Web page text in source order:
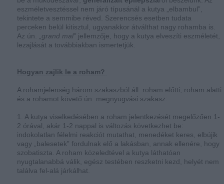
eszméletvesztéssel nem járó típusánál a kutya „elbambul”,
tekintete a semmibe réved. Szerencsés esetben tudata
perceken belül kitisztul, ugyanakkor átválthat nagy rohamba is.
Az ún.
„grand mal” jellemzője, hogy a kutya elveszíti eszméletét,
lezajlását a továbbiakban ismertetjük.
Hogyan zajlik le a roham?
A rohamjelenség három szakaszból áll: roham előtti, roham alatti
és a rohamot követő ún. megnyugvási szakasz:
1. A kutya viselkedésében a roham jelentkezését megelőzően 1-
2 órával, akár 1-2 nappal is változás következhet be:
indokolatlan félelmi reakciót mutathat, menedéket keres, elbújik
vagy „balesetek” fordulnak elő a lakásban, annak ellenére, hogy
szobatiszta. A roham közeledtével a kutya láthatóan
nyugtalanabbá válik, egész testében reszketni kezd, helyét nem
találva fel-alá járkálhat.